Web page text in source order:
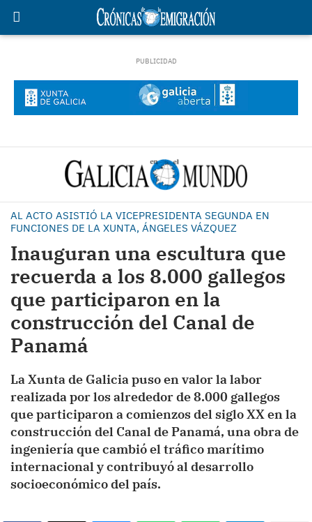
AL ACTO ASISTIÓ LA VICEPRESIDENTA SEGUNDA EN
FUNCIONES DE LA XUNTA, ÁNGELES VÁZQUEZ
Inauguran una escultura que
recuerda a los 8.000 gallegos
que participaron en la
construcción del Canal de
Panamá
La Xunta de Galicia puso en valor la labor
realizada por los alrededor de 8.000 gallegos
que participaron a comienzos del siglo XX en la
construcción del Canal de Panamá, una obra de
ingeniería que cambió el tráfico marítimo
internacional y contribuyó al desarrollo
socioeconómico del país.